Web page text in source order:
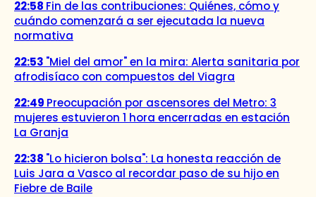
22:58 Fin de las contribuciones: Quiénes, cómo y
cuándo comenzará a ser ejecutada la nueva
normativa
22:53 "Miel del amor" en la mira: Alerta sanitaria por
afrodisíaco con compuestos del Viagra
22:49 Preocupación por ascensores del Metro: 3
mujeres estuvieron 1 hora encerradas en estación
La Granja
22:38 "Lo hicieron bolsa": La honesta reacción de
Luis Jara a Vasco al recordar paso de su hijo en
Fiebre de Baile